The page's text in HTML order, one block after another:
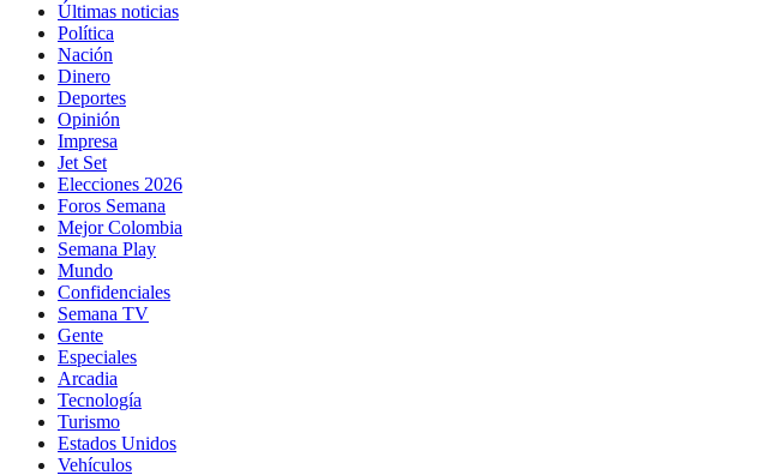
Últimas noticias
Política
Nación
Dinero
Deportes
Opinión
Impresa
Jet Set
Elecciones 2026
Foros Semana
Mejor Colombia
Semana Play
Mundo
Confidenciales
Semana TV
Gente
Especiales
Arcadia
Tecnología
Turismo
Estados Unidos
Vehículos